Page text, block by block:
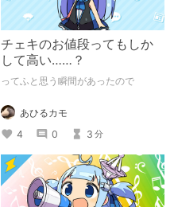
チェキのお値段ってもしか
して高い……？
ってふと思う瞬間があったので
あひるカモ
4
0 3 分